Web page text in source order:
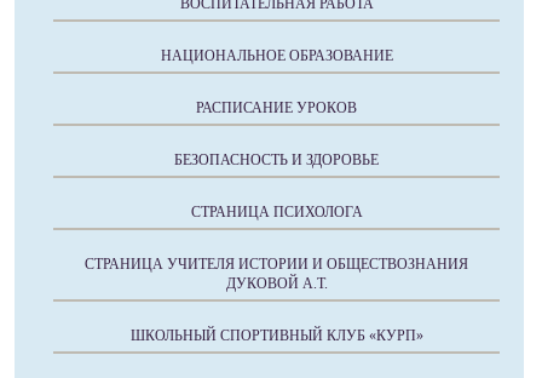
ВОСПИТАТЕЛЬНАЯ РАБОТА
НАЦИОНАЛЬНОЕ ОБРАЗОВАНИЕ
РАСПИСАНИЕ УРОКОВ
БЕЗОПАСНОСТЬ И ЗДОРОВЬЕ
СТРАНИЦА ПСИХОЛОГА
СТРАНИЦА УЧИТЕЛЯ ИСТОРИИ И ОБЩЕСТВОЗНАНИЯ
ДУКОВОЙ А.Т.
ШКОЛЬНЫЙ СПОРТИВНЫЙ КЛУБ «КУРП»